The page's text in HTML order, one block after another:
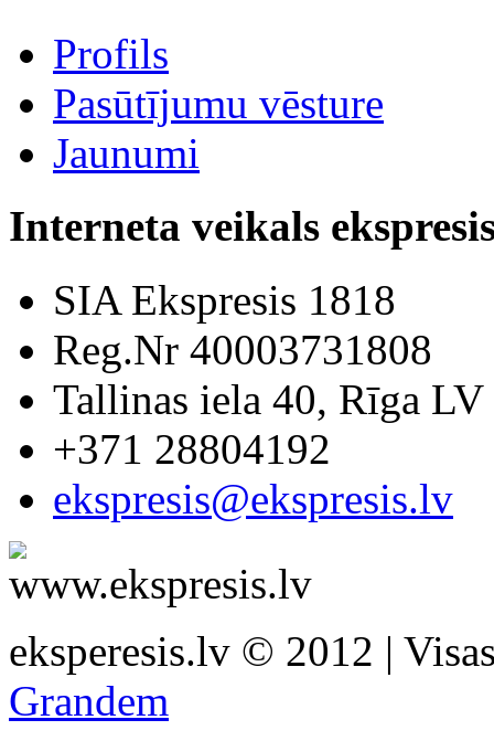
Profils
Pasūtījumu vēsture
Jaunumi
Interneta veikals
SIA Ekspresis 1818
Reg.Nr 40003731808
Tallinas iela 40, Rīga LV
+371 28804192
ekspresis@ekspresis.lv
eksperesis.lv © 2012 |
Grandem